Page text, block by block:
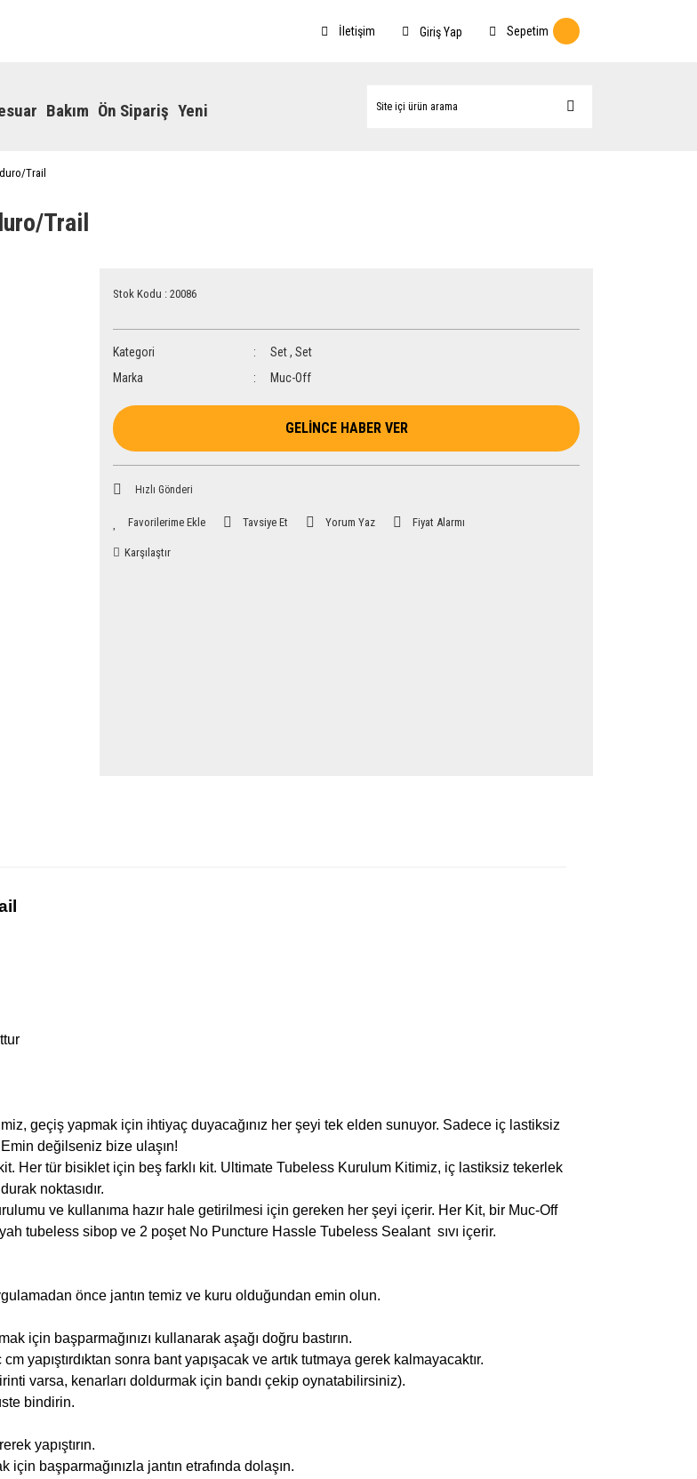
İletişim Giriş Yap Sepetim
Bakım Ön Sipariş Yeni
Trail
Trail
Stok Kodu : 20086
Kategori Set , Set
Marka
Muc-Off
GELİNCE HABER VER
Hızlı Gönderi
Tavsiye Et Yorum Yaz Fiyat Alarmı
Karşılaştır
geçiş yapmak için ihtiyaç duyacağınız her şeyi tek elden sunuyor. Sadece iç lastiksiz
değilseniz bize ulaşın!
Her tür bisiklet için beş farklı kit. Ultimate Tubeless Kurulum Kitimiz, iç lastiksiz tekerlek
noktasıdır.
ve kullanıma hazır hale getirilmesi için gereken her şeyi içerir. Her Kit, bir Muc-Off
tubeless sibop ve 2 poşet No Puncture Hassle Tubeless Sealant sıvı içerir.
önce jantın temiz ve kuru olduğundan emin olun.
için başparmağınızı kullanarak aşağı doğru bastırın.
yapıştırdıktan sonra bant yapışacak ve artık tutmaya gerek kalmayacaktır.
varsa, kenarları doldurmak için bandı çekip oynatabilirsiniz).
bindirin.
yapıştırın.
başparmağınızla jantın etrafında dolaşın.